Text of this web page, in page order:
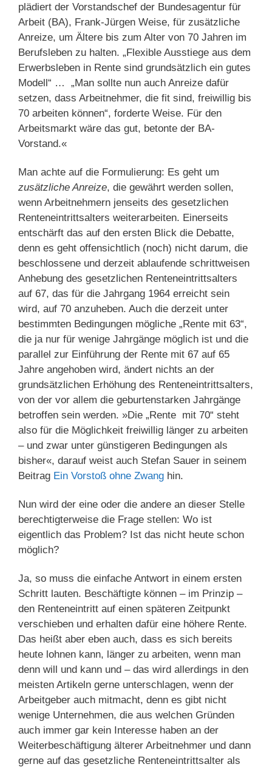
plädiert der Vorstandschef der Bundesagentur für
Arbeit (BA), Frank-Jürgen Weise, für zusätzliche
Anreize, um Ältere bis zum Alter von 70 Jahren im
Berufsleben zu halten. „Flexible Ausstiege aus dem
Erwerbsleben in Rente sind grundsätzlich ein gutes
Modell“ … „Man sollte nun auch Anreize dafür
setzen, dass Arbeitnehmer, die fit sind, freiwillig bis
70 arbeiten können“, forderte Weise. Für den
Arbeitsmarkt wäre das gut, betonte der BA-
Vorstand.«
Man achte auf die Formulierung: Es geht um
zusätzliche Anreize, die gewährt werden sollen,
wenn Arbeitnehmern jenseits des gesetzlichen
Renteneintrittsalters weiterarbeiten. Einerseits
entschärft das auf den ersten Blick die Debatte,
denn es geht offensichtlich (noch) nicht darum, die
beschlossene und derzeit ablaufende schrittweisen
Anhebung des gesetzlichen Renteneintrittsalters
auf 67, das für die Jahrgang 1964 erreicht sein
wird, auf 70 anzuheben. Auch die derzeit unter
bestimmten Bedingungen mögliche „Rente mit 63“,
die ja nur für wenige Jahrgänge möglich ist und die
parallel zur Einführung der Rente mit 67 auf 65
Jahre angehoben wird, ändert nichts an der
grundsätzlichen Erhöhung des Renteneintrittsalters,
von der vor allem die geburtenstarken Jahrgänge
betroffen sein werden. »Die „Rente mit 70“ steht
also für die Möglichkeit freiwillig länger zu arbeiten
– und zwar unter günstigeren Bedingungen als
bisher«, darauf weist auch Stefan Sauer in seinem
Beitrag Ein Vorstoß ohne Zwang hin.
Nun wird der eine oder die andere an dieser Stelle
berechtigterweise die Frage stellen: Wo ist
eigentlich das Problem? Ist das nicht heute schon
möglich?
Ja, so muss die einfache Antwort in einem ersten
Schritt lauten. Beschäftigte können – im Prinzip –
den Renteneintritt auf einen späteren Zeitpunkt
verschieben und erhalten dafür eine höhere Rente.
Das heißt aber eben auch, dass es sich bereits
heute lohnen kann, länger zu arbeiten, wenn man
denn will und kann und – das wird allerdings in den
meisten Artikeln gerne unterschlagen, wenn der
Arbeitgeber auch mitmacht, denn es gibt nicht
wenige Unternehmen, die aus welchen Gründen
auch immer gar kein Interesse haben an der
Weiterbeschäftigung älterer Arbeitnehmer und dann
gerne auf das gesetzliche Renteneintrittsalter als